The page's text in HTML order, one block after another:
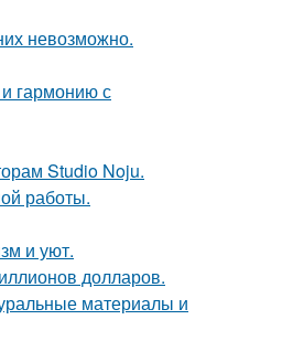
невозможно.
гармонию с
Studio Noju.
работы.
и уют.
долларов.
материалы и